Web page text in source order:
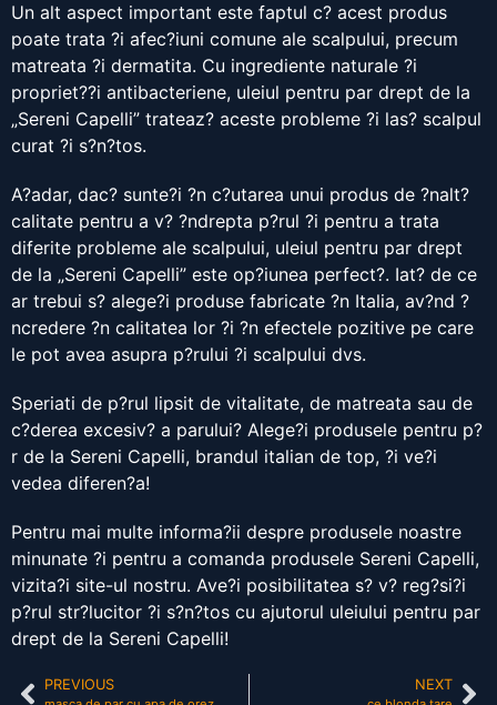
Un alt aspect important este faptul c? acest produs
poate trata ?i afec?iuni comune ale scalpului, precum
matreata ?i dermatita. Cu ingrediente naturale ?i
propriet??i antibacteriene, uleiul pentru par drept de la
„Sereni Capelli” trateaz? aceste probleme ?i las? scalpul
curat ?i s?n?tos.
A?adar, dac? sunte?i ?n c?utarea unui produs de ?nalt?
calitate pentru a v? ?ndrepta p?rul ?i pentru a trata
diferite probleme ale scalpului, uleiul pentru par drept
de la „Sereni Capelli” este op?iunea perfect?. Iat? de ce
ar trebui s? alege?i produse fabricate ?n Italia, av?nd ?
ncredere ?n calitatea lor ?i ?n efectele pozitive pe care
le pot avea asupra p?rului ?i scalpului dvs.
Speriati de p?rul lipsit de vitalitate, de matreata sau de
c?derea excesiv? a parului? Alege?i produsele pentru p?
r de la Sereni Capelli, brandul italian de top, ?i ve?i
vedea diferen?a!
Pentru mai multe informa?ii despre produsele noastre
minunate ?i pentru a comanda produsele Sereni Capelli,
vizita?i site-ul nostru. Ave?i posibilitatea s? v? reg?si?i
p?rul str?lucitor ?i s?n?tos cu ajutorul uleiului pentru par
drept de la Sereni Capelli!
PREVIOUS NEXT